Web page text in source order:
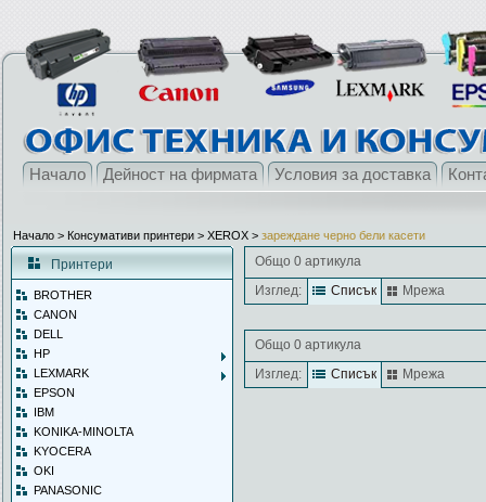
Начало Дейност на фирмата Условия за доставка
Начало > Консумативи принтери > XEROX > зареждане черно бели касети
Принтери
BROTHER
CANON
DELL
HP
LEXMARK
EPSON
IBM
KONIKA-MINOLTA
KYOCERA
OKI
PANASONIC
Общо 0 артикула
Изглед:
Списък Мрежа
Общо 0 артикула
Изглед:
Списък Мрежа